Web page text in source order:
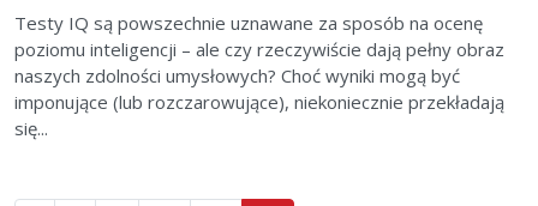
Testy IQ są powszechnie uznawane za sposób na ocenę
poziomu inteligencji – ale czy rzeczywiście dają pełny obraz
naszych zdolności umysłowych? Choć wyniki mogą być
imponujące (lub rozczarowujące), niekoniecznie przekładają
się...